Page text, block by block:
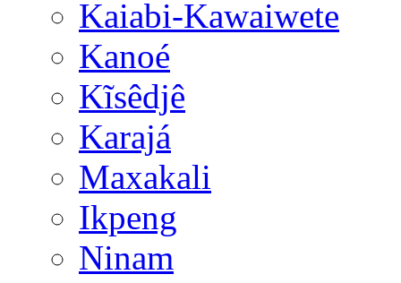
Kaiabi-Kawaiwete
Kanoé
Kĩsêdjê
Karajá
Maxakali
Ikpeng
Ninam